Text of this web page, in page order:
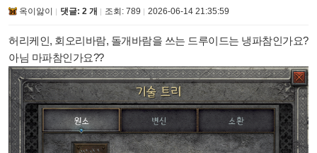
옥이앓이 댓글: 2 개 조회: 789 2026-06-14 21:35:59
허리케인, 회오리바람, 돌개바람을 쓰는 드루이드는 냉파참인가요?
아님 마파참인가요??